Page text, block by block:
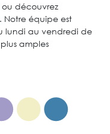
ou découvrez
. Notre équipe est
lundi au vendredi de
amples